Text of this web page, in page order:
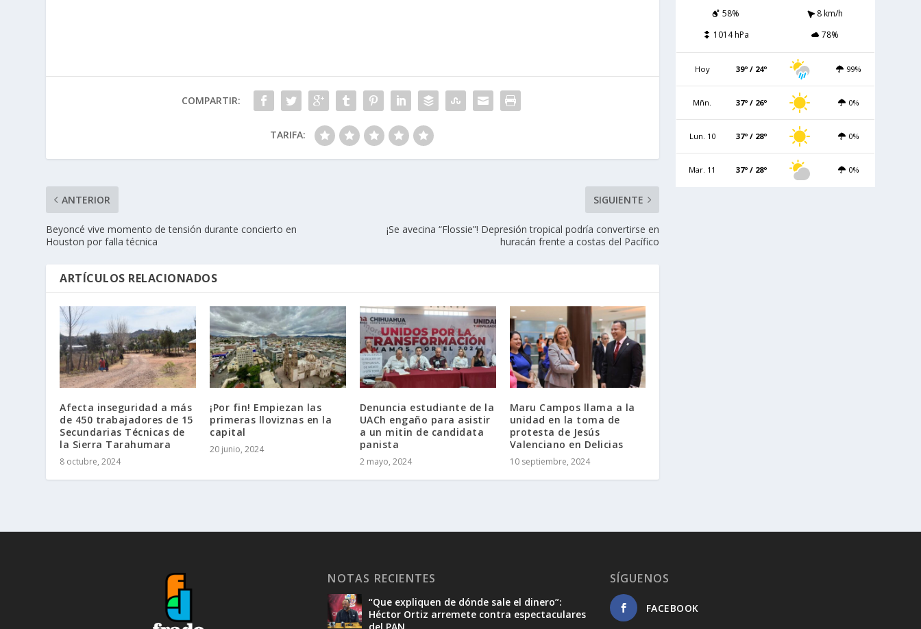
COMPARTIR:
TARIFA:
ANTERIOR
Beyoncé vive momento de tensión durante concierto en
Houston por falla técnica
SIGUIENTE
¡Se avecina “Flossie”! Depresión tropical podría convertirse en
huracán frente a costas del Pacífico
ARTÍCULOS RELACIONADOS
Afecta inseguridad a más
de 450 trabajadores de 15
Secundarias Técnicas de
la Sierra Tarahumara
8 octubre, 2024
¡Por fin! Empiezan las
primeras lloviznas en la
capital
20 junio, 2024
Denuncia estudiante de la
UACh engaño para asistir
a un mitin de candidata
panista
2 mayo, 2024
Maru Campos llama a la
unidad en la toma de
protesta de Jesús
Valenciano en Delicias
10 septiembre, 2024
58%
8 km/h
1014 hPa
78%
Hoy 39º / 24º 99%
Mñn. 37º / 26º 0%
Lun. 10 37º / 28º 0%
Mar. 11 37º / 28º 0%
NOTAS RECIENTES
“Que expliquen de dónde sale el dinero”:
Héctor Ortiz arremete contra espectaculares
SÍGUENOS
FACEBOOK